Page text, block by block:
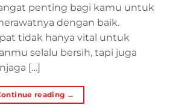
penting bagi kamu untuk
dengan baik.
tidak hanya vital untuk
selalu bersih, tapi juga
[…]
reading →